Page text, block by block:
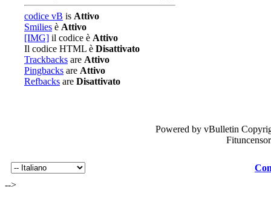
codice vB is Attivo
Smilies è Attivo
[IMG] il codice è Attivo
Il codice HTML è Disattivato
Trackbacks are Attivo
Pingbacks are Attivo
Refbacks are Disattivato
Powered by vBulletin
-->